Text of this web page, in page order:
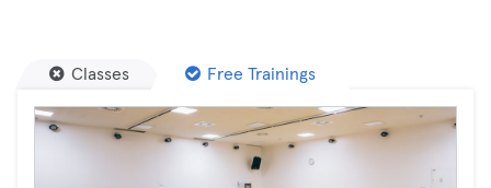
Classes Free Trainings